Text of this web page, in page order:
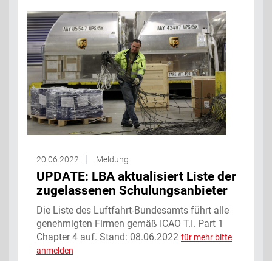
20.06.2022 Meldung
UPDATE: LBA aktualisiert Liste der
zugelassenen Schulungsanbieter
Die Liste des Luftfahrt-Bundesamts führt alle
genehmigten Firmen gemäß ICAO T.I. Part 1
Chapter 4 auf. Stand: 08.06.2022 für mehr bitte
anmelden